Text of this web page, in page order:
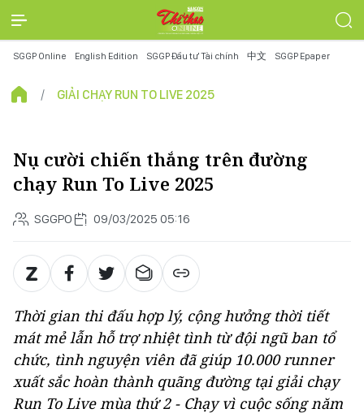
SGGP Online English Edition SGGP Đầu tư Tài chính 中文 SGGP Epaper
GIẢI CHẠY RUN TO LIVE 2025
Nụ cười chiến thắng trên đường
chạy Run To Live 2025
SGGPO 09/03/2025 05:16
Thời gian thi đấu hợp lý, cộng hưởng thời tiết
mát mẻ lẫn hỗ trợ nhiệt tình từ đội ngũ ban tổ
chức, tình nguyện viên đã giúp 10.000 runner
xuất sắc hoàn thành quãng đường tại giải chạy
Run To Live mùa thứ 2 - Chạy vì cuộc sống năm